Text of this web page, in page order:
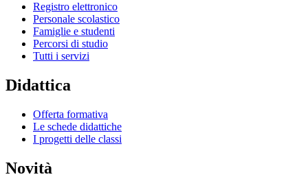
Registro elettronico
Personale scolastico
Famiglie e studenti
Percorsi di studio
Tutti i servizi
Didattica
Offerta formativa
Le schede didattiche
I progetti delle classi
Novità